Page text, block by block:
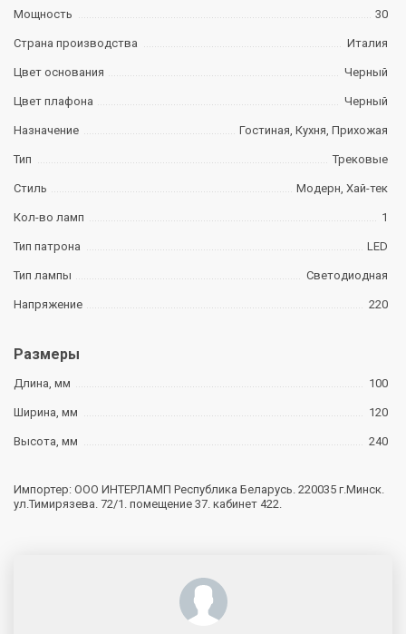
Мощность 30
Страна производства Италия
Цвет основания Черный
Цвет плафона Черный
Назначение Гостиная, Кухня, Прихожая
Тип Трековые
Стиль Модерн, Хай-тек
Кол-во ламп 1
Тип патрона LED
Тип лампы Светодиодная
Напряжение 220
Размеры
Длина, мм 100
Ширина, мм 120
Высота, мм 240
Импортер: ООО ИНТЕРЛАМП Республика Беларусь. 220035 г.Минск.
ул.Тимирязева. 72/1. помещение 37. кабинет 422.